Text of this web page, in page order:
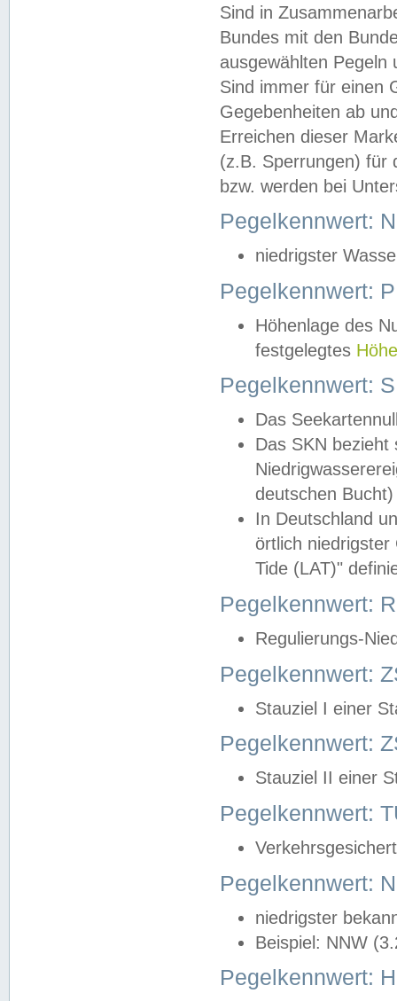
Sind in
Bundes mit den
ausgewählten
Sind immer für einen
Gegebenheiten ab
Erreichen dieser
(z.B. Sperrungen) für
bzw. werden bei
Pegelkennwert:
niedrigster
Pegelkennwert:
Höhenlage des
festgelegtes
Pegelkennwert:
Das
Das SKN
deutschen
In Deutschland
örtlich
Tide (LAT)"
Pegelkennwert:
Regulierungs-
Pegelkennwert:
Stauziel I einer
Pegelkennwert:
Stauziel II einer
Pegelkennwert:
Pegelkennwert:
niedrigster
Beispiel: NNW
Pegelkennwert: